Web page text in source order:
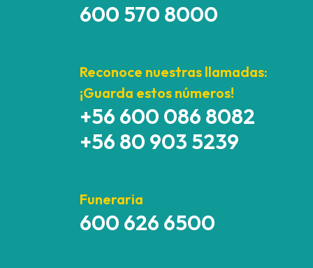
600 570 8000
Reconoce nuestras llamadas:
¡Guarda estos números!
+56 600 086 8082
+56 80 903 5239
Funeraria
600 626 6500